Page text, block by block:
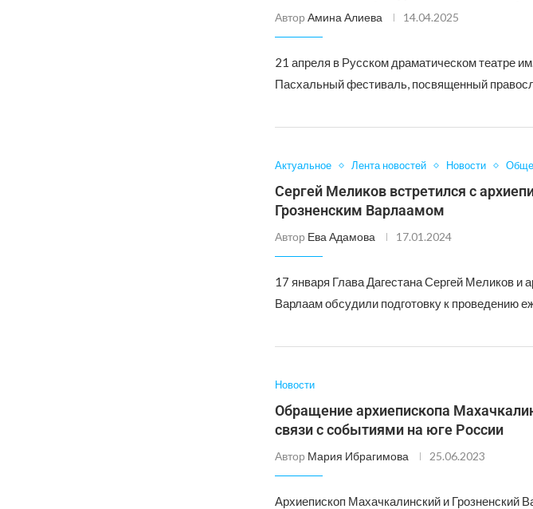
Автор Амина Алиева 14.04.2025
21 апреля в Русском драматическом театре
Пасхальный фестиваль, посвященный
Актуальное Лента новостей Новости
Сергей Меликов встретился с
Грозненским Варлаамом
Автор Ева Адамова 17.01.2024
17 января Глава Дагестана Сергей Меликов и
Варлаам обсудили подготовку к проведению
Новости
Обращение архиепископа
связи с событиями на юге России
Автор Мария Ибрагимова 25.06.2023
Архиепископ Махачкалинский и Грозненский